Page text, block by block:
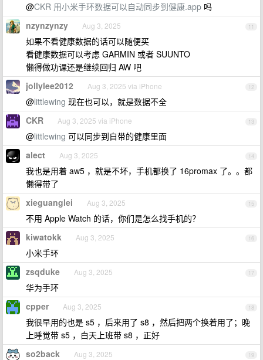
@CKR 用小米手环数据可以自动同步到健康.app 吗
11
nzynzynzy Aug 3, 2025
如果不看健康数据的话可以随便买
看健康数据可以考虑 GARMIN 或者 SUUNTO
懒得做功课还是继续回归 AW 吧
12
jollylee2012 Aug 3, 2025 via iPhone
@littlewing 现在也可以，就是数据不全
13
CKR Aug 3, 2025 via iPhone
@littlewing 可以同步到自带的健康里面
14
alect Aug 3, 2025
我也是用着 aw5 ，就是不坏，手机都换了 16promax 了。。都
懒得带了
15
xieguanglei Aug 3, 2025
不用 Apple Watch 的话，你们是怎么找手机的？
16
kiwatokk Aug 3, 2025
小米手环
17
zsqduke Aug 3, 2025
华为手环
18
cpper Aug 3, 2025
我很早用的也是 s5 ，后来用了 s8 ，然后把两个换着用了；晚
上睡觉带 s5 ，白天上班带 s8 ，正好
19
so2back Aug 3, 2025